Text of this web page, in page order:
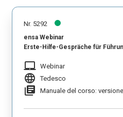
Nr. 5292
ensa Webinar
Erste-Hilfe-Gespräche für
laptop_mac Webinar
language Tedesco
library_books Manuale del corso: